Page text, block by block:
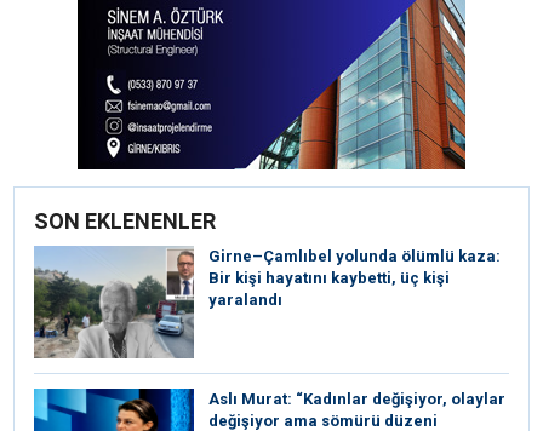
SON EKLENENLER
Girne–Çamlıbel yolunda ölümlü kaza:
Bir kişi hayatını kaybetti, üç kişi
yaralandı
Aslı Murat: “Kadınlar değişiyor, olaylar
değişiyor ama sömürü düzeni